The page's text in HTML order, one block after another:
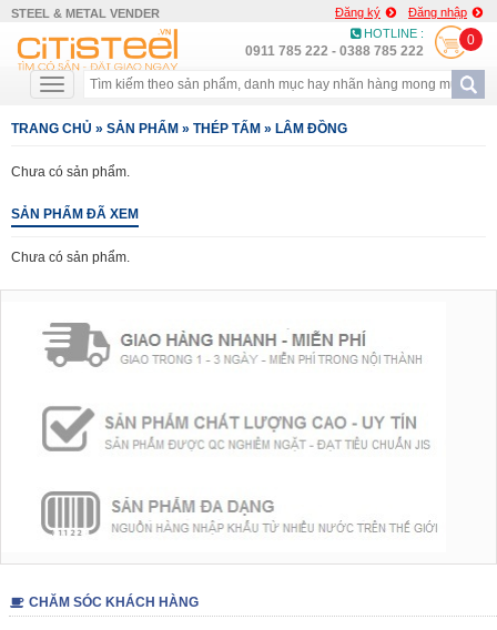
STEEL & METAL VENDER Đăng ký
Đăng nhập
HOTLINE :
0911 785 222 - 0388 785 222
0
TRANG CHỦ » SẢN PHẨM » THÉP TẤM » LÂM ĐỒNG
Chưa có sản phẩm.
SẢN PHẨM ĐÃ XEM
Chưa có sản phẩm.
CHĂM SÓC KHÁCH HÀNG